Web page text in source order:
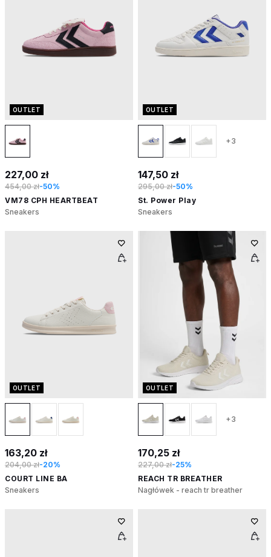
OUTLET
227,00 zł
454,00 zł-50%
VM78 CPH HEARTBEAT
Sneakers
OUTLET
+3
147,50 zł
295,00 zł-50%
St. Power Play
Sneakers
OUTLET
163,20 zł
204,00 zł-20%
COURT LINE BA
Sneakers
OUTLET
+3
170,25 zł
227,00 zł-25%
REACH TR BREATHER
Nagłówek - reach tr breather